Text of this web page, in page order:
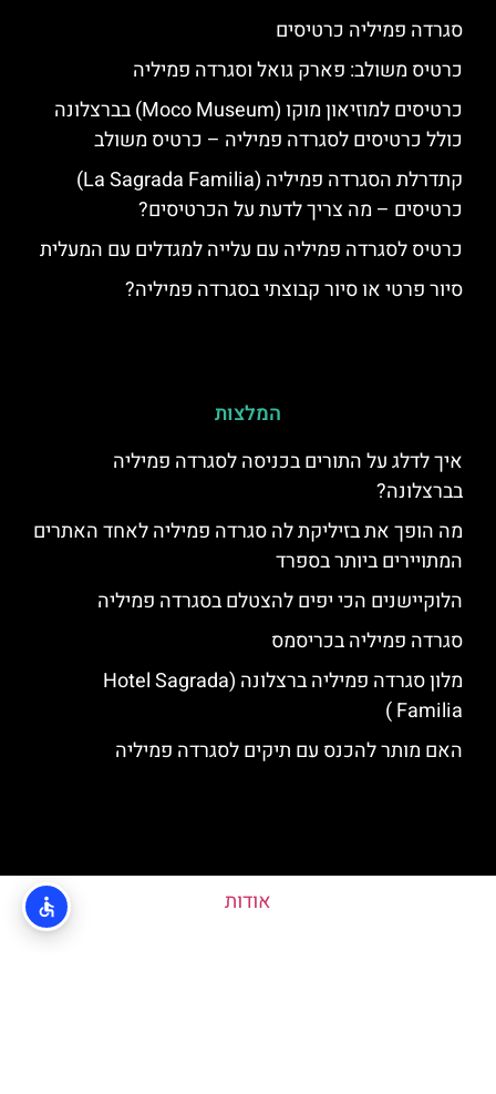
סגרדה פמיליה כרטיסים
כרטיס משולב: פארק גואל וסגרדה פמיליה
כרטיסים למוזיאון מוקו (Moco Museum) בברצלונה
כולל כרטיסים לסגרדה פמיליה – כרטיס משולב
קתדרלת הסגרדה פמיליה (La Sagrada Familia)
כרטיסים – מה צריך לדעת על הכרטיסים?
כרטיס לסגרדה פמיליה עם עלייה למגדלים עם המעלית
סיור פרטי או סיור קבוצתי בסגרדה פמיליה?
המלצות
איך לדלג על התורים בכניסה לסגרדה פמיליה
בברצלונה?
מה הופך את בזיליקת לה סגרדה פמיליה לאחד האתרים
המתויירים ביותר בספרד
הלוקיישנים הכי יפים להצטלם בסגרדה פמיליה
סגרדה פמיליה בכריסמס
מלון סגרדה פמיליה ברצלונה (Hotel Sagrada
Familia )
האם מותר להכנס עם תיקים לסגרדה פמיליה
אודות